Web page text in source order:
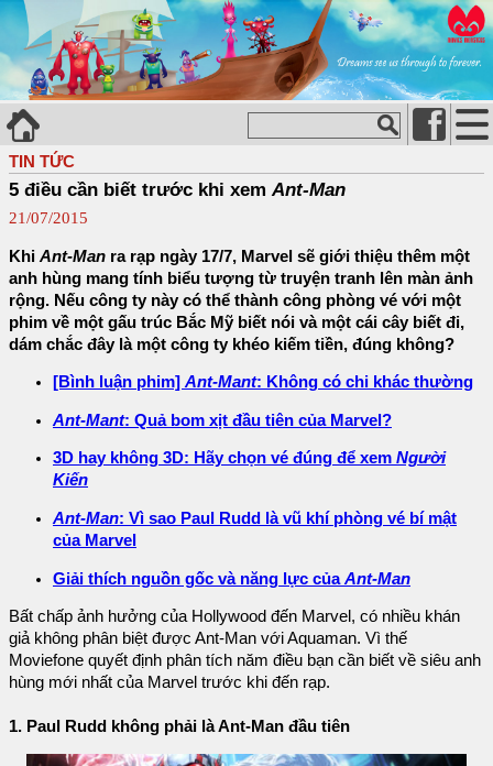
TIN TỨC
5 điều cần biết trước khi xem Ant-Man
21/07/2015
Khi Ant-Man ra rạp ngày 17/7, Marvel sẽ giới thiệu thêm một
anh hùng mang tính biểu tượng từ truyện tranh lên màn ảnh
rộng. Nếu công ty này có thể thành công phòng vé với một
phim về một gấu trúc Bắc Mỹ biết nói và một cái cây biết đi,
dám chắc đây là một công ty khéo kiếm tiền, đúng không?
[Bình luận phim] Ant-Mant: Không có chi khác thường
Ant-Mant: Quả bom xịt đầu tiên của Marvel?
3D hay không 3D: Hãy chọn vé đúng để xem Người
Kiến
Ant-Man: Vì sao Paul Rudd là vũ khí phòng vé bí mật
của Marvel
Giải thích nguồn gốc và năng lực củaAnt-Man
Bất chấp ảnh hưởng của Hollywood đến Marvel, có nhiều khán
giả không phân biệt được Ant-Man với Aquaman. Vì thế
Moviefone quyết định phân tích năm điều bạn cần biết về siêu anh
hùng mới nhất của Marvel trước khi đến rạp.
1. Paul Rudd không phải là Ant-Man đầu tiên